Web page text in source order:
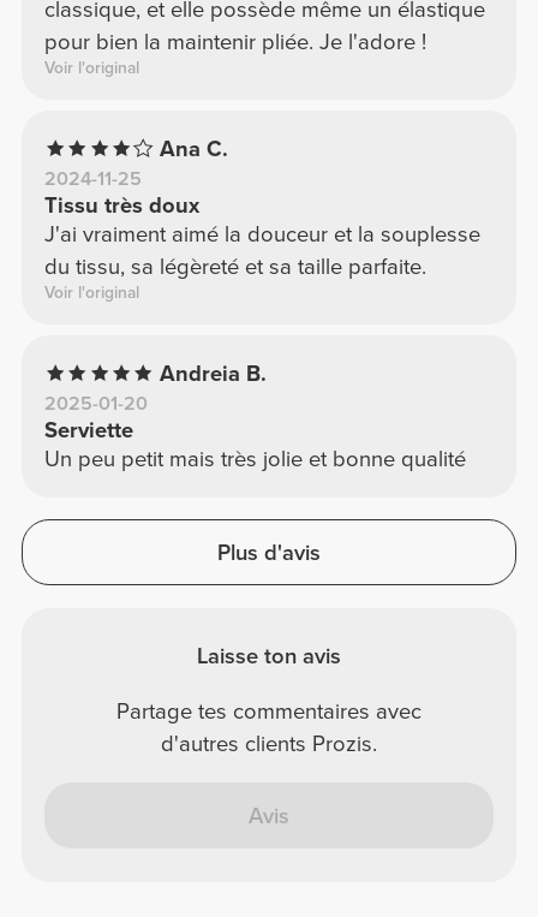
classique, et elle possède même un élastique
pour bien la maintenir pliée. Je l'adore !
Voir l'original
Ana C.
2024-11-25
Tissu très doux
J'ai vraiment aimé la douceur et la souplesse
du tissu, sa légèreté et sa taille parfaite.
Voir l'original
Andreia B.
2025-01-20
Serviette
Un peu petit mais très jolie et bonne qualité
Plus d'avis
Laisse ton avis
Partage tes commentaires avec
d'autres clients Prozis.
Avis